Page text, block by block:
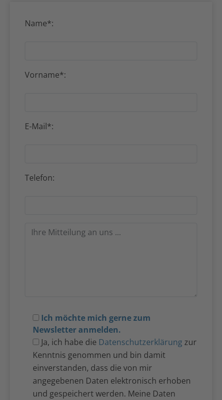
Name*:
Vorname*:
E-Mail*:
Telefon:
Ich möchte mich gerne zum
Newsletter anmelden.
Ja, ich habe die Datenschutzerklärungzur
Kenntnis genommen und bin damit
einverstanden, dass die von mir
angegebenen Daten elektronisch erhoben
und gespeichert werden. Meine Daten